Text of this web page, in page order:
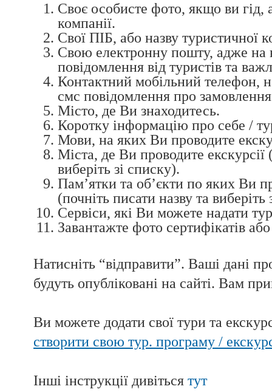
Своє особисте фото, якщо ви гід,
компанії.
Свої ПІБ, або назву туристичної
Свою електронну пошту, адже на
повідомлення від туристів та
Контактний мобільний телефон,
смс повідомлення про
Місто, де Ви знаходитесь.
Коротку інформацію про себе /
Мови, на яких Ви проводите
Міста, де Ви проводите екскурсії
виберіть зі списку).
Пам’ятки та об’єкти по яких Ви
(почніть писати назву та виберіть
Сервіси, які Ви можете надати
Завантажте фото сертифікатів
Натисніть “відправити”. Ваші дані
будуть опубліковані на сайті. Вам
Ви можете додати свої тури та
створити свою тур. програму /
Інші інструкції дивіться тут